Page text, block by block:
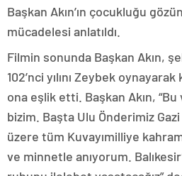
Başkan Akın’ın çocukluğu
mücadelesi anlatıldı.
Filmin sonunda Başkan Akın,
102’nci yılını Zeybek
ona eşlik etti. Başkan Akın,
bizim. Başta Ulu Önderimiz
üzere tüm Kuvayımilliye
ve minnetle anıyorum.